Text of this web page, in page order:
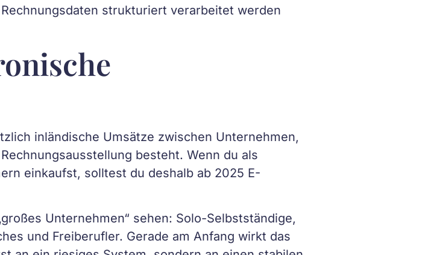
strukturiert verarbeitet werden
inländische Umsätze zwischen Unternehmen,
besteht. Wenn du als
einkaufst, solltest du deshalb ab 2025 E-
Unternehmen“ sehen: Solo-Selbstständige,
und Freiberufler. Gerade am Anfang wirkt das